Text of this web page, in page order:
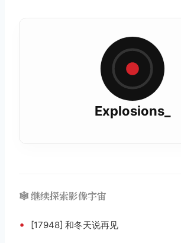
Explosions_
🕸️ 继续探索影像宇宙
• [17948] 和冬天说再见